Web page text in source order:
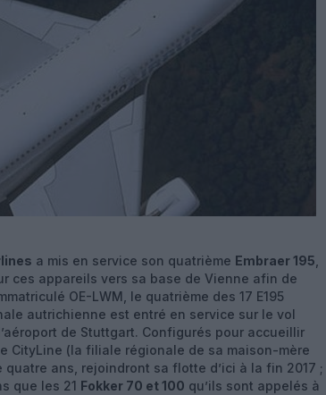
a mis en service son quatrième Embraer 195
ces appareils vers sa base de Vienne afin de
OE-LWM, le quatrième des 17 E195
autrichienne est entré en service sur le vol
de Stuttgart. Configurés pour accueillir
CityLine (la filiale régionale de sa maison-mère
quatre ans, rejoindront sa flotte d’ici à la fin 2017 ;
que les 21 Fokker 70 et 100 qu’ils sont appelés à